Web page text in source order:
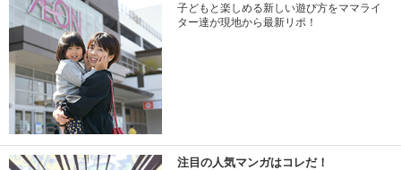
子どもと楽しめる新しい遊び方をママライ
ター達が現地から最新リポ！
注目の人気マンガはコレだ！